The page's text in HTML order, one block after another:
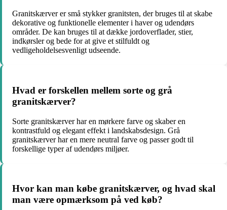
Granitskærver er små stykker granitsten, der bruges til at skabe
dekorative og funktionelle elementer i haver og udendørs
områder. De kan bruges til at dække jordoverflader, stier,
indkørsler og bede for at give et stilfuldt og
vedligeholdelsesvenligt udseende.
Hvad er forskellen mellem sorte og grå
granitskærver?
Sorte granitskærver har en mørkere farve og skaber en
kontrastfuld og elegant effekt i landskabsdesign. Grå
granitskærver har en mere neutral farve og passer godt til
forskellige typer af udendørs miljøer.
Hvor kan man købe granitskærver, og hvad skal
man være opmærksom på ved køb?